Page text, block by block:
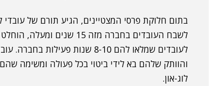
בתום חלוקת פרסי המצטיינים, הגיע תורם של עובדי
לשבח העובדים בחברה מזה
לעובדים שמלאו להם 8-10 שנות
והוותק שלהם בא לידי ביטוי בכל פעולה ומשימה
לוג-און.